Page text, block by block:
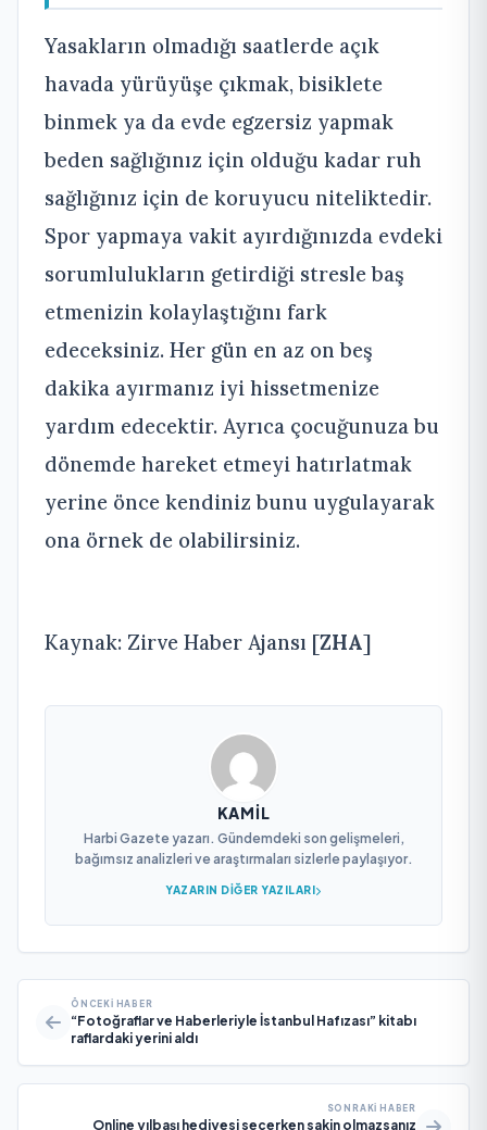
Yasakların olmadığı saatlerde açık
havada yürüyüşe çıkmak, bisiklete
binmek ya da evde egzersiz yapmak
beden sağlığınız için olduğu kadar ruh
sağlığınız için de koruyucu niteliktedir.
Spor yapmaya vakit ayırdığınızda evdeki
sorumlulukların getirdiği stresle baş
etmenizin kolaylaştığını fark
edeceksiniz. Her gün en az on beş
dakika ayırmanız iyi hissetmenize
yardım edecektir. Ayrıca çocuğunuza bu
dönemde hareket etmeyi hatırlatmak
yerine önce kendiniz bunu uygulayarak
ona örnek de olabilirsiniz.
Kaynak: Zirve Haber Ajansı [ZHA]
KAMIL
Harbi Gazete yazarı. Gündemdeki son gelişmeleri,
bağımsız analizleri ve araştırmaları sizlerle paylaşıyor.
YAZARIN DIĞER YAZILARI
ÖNCEKI HABER
“Fotoğraflar ve Haberleriyle İstanbul Hafızası” kitabı
raflardaki yerini aldı
SONRAKI HABER
Online yılbaşı hediyesi seçerken sakin olmazsanız